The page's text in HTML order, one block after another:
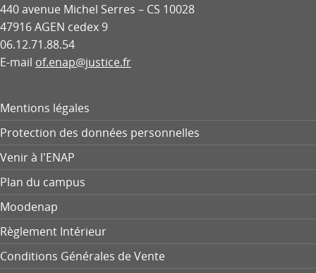
440 avenue Michel Serres – CS 10028
47916 AGEN cedex 9
06.12.71.88.54
E-mail of.enap@justice.fr
Mentions légales
Protection des données personnelles
Venir à l'ENAP
Plan du campus
Moodenap
Règlement Intérieur
Conditions Générales de Vente